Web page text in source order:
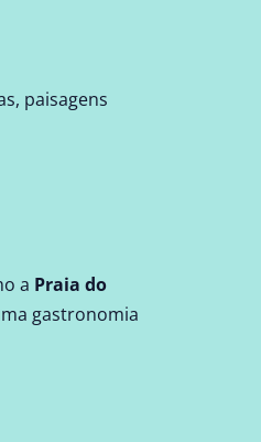
paisagens
a Praia do
gastronomia